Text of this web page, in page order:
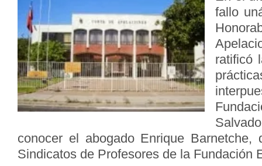
fallo
ratificó
conocer el abogado Enrique Barnetche,
Sindicatos de Profesores de la Fundación